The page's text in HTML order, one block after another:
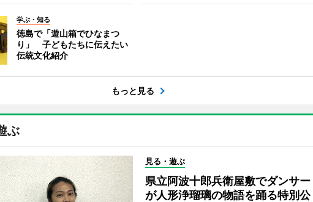
学ぶ・知る
徳島で「遊山箱でひなまつ
り」 子どもたちに伝えたい
伝統文化紹介
もっと見る
ぶ
見る・遊ぶ
県立阿波十郎兵衛屋敷でダンサー
が人形浄瑠璃の物語を踊る特別公